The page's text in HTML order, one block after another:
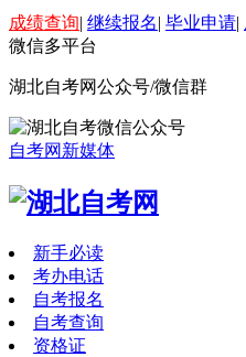
成绩查询| 继续报名| 毕业申请|
微信多平台
湖北自考网公众号/微信群
自考网新媒体
新手必读
考办电话
自考报名
自考查询
资格证